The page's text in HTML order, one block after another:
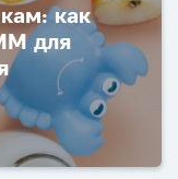
как
для